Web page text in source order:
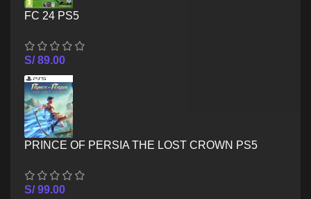
FC 24 PS5
S/89.00
PRINCE OF PERSIA THE LOST CROWN PS5
S/99.00